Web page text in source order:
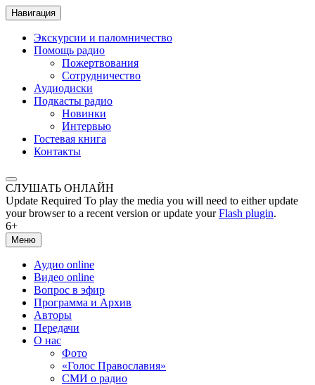
Навигация
Экскурсии и паломничество
Помощь радио
Пожертвования
Сотрудничество
Аудиодиски
Подкасты радио
Новинки
Интервью
Гостевая книга
Контакты
СЛУШАТЬ ОНЛАЙН
Update Required To play the media you will need to either update
your browser to a recent version or update yourFlash plugin.
6+
Меню
Аудио online
Видео online
Вопрос в эфир
Программа и Архив
Авторы
Передачи
О нас
Фото
«Голос Православия»
СМИ о радио